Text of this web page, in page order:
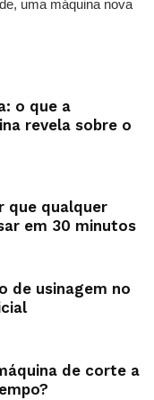
uma máquina nova
o que a
revela sobre o
que qualquer
em 30 minutos
de usinagem no
de corte a